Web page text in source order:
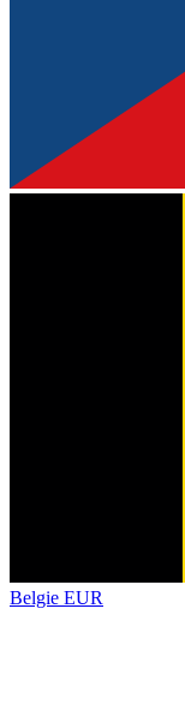
Belgie EUR